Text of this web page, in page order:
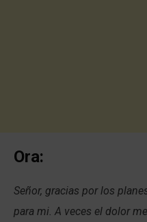
Ora:
Señor, gracias por los
para mi. A veces el dolor